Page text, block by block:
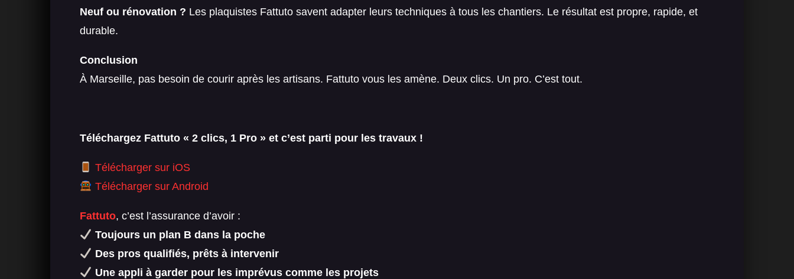
Neuf ou rénovation ? Les plaquistes Fattuto savent adapter leurs techniques à tous les chantiers. Le résultat est propre, rapide, et
durable.
Conclusion
À Marseille, pas besoin de courir après les artisans. Fattuto vous les amène. Deux clics. Un pro. C’est tout.
Téléchargez Fattuto « 2 clics, 1 Pro » et c’est parti pour les travaux !
Télécharger sur iOS
Télécharger sur Android
Fattuto, c’est l’assurance d’avoir :
Toujours un plan B dans la poche
Des pros qualifiés, prêts à intervenir
Une appli à garder pour les imprévus comme les projets